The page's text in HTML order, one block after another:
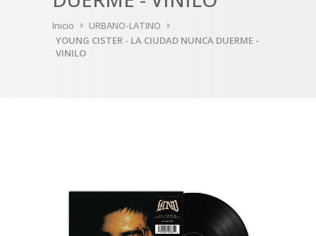
Inicio
URBANO-LATINO
YOUNG CISTER - LA CIUDAD NUNCA DUERME -
VINILO